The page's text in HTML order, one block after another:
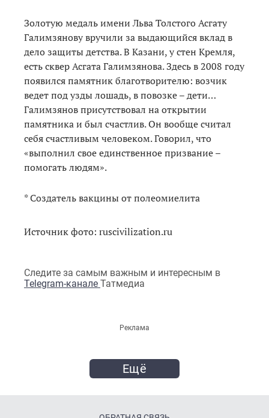
Золотую медаль имени Льва Толстого Асгату
Галимзянову вручили за выдающийся вклад в
дело защиты детства. В Казани, у стен Кремля,
есть сквер Асгата Галимзянова. Здесь в 2008 году
появился памятник благотворителю: возчик
ведет под узды лошадь, в повозке – дети…
Галимзянов присутствовал на открытии
памятника и был счастлив. Он вообще считал
себя счастливым человеком. Говорил, что
«выполнил свое единственное призвание –
помогать людям».
* Создатель вакцины от полеомиелита
Источник фото: ruscivilization.ru
Следите за самым важным и интересным в
Telegram-канале Татмедиа
Реклама
Ещё